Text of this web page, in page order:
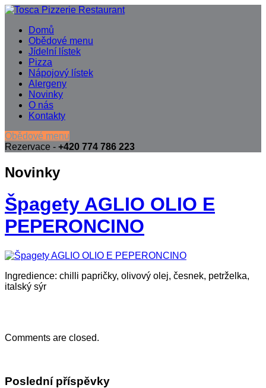
Domů
Obědové menu
Jídelní lístek
Pizza
Nápojový lístek
Alergeny
Novinky
O nás
Kontakty
Obědové menu
Rezervace - +420 774 786 223
Novinky
Špagety AGLIO OLIO E
PEPERONCINO
Ingredience: chilli papričky, olivový olej, česnek, petrželka,
italský sýr
Comments are closed.
Poslední příspěvky